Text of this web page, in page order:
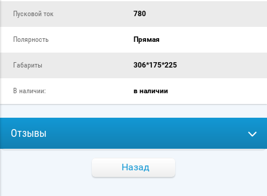
Пусковой ток 780
Полярность Прямая
Габариты 306*175*225
В наличии: в наличии
Отзывы
Назад